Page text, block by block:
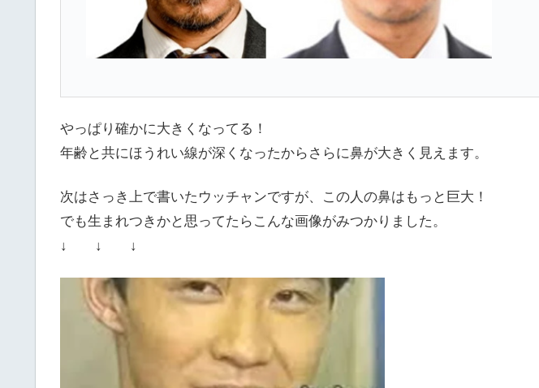
やっぱり確かに大きくなってる！
年齢と共にほうれい線が深くなったからさらに鼻が大きく見えます。
次はさっき上で書いたウッチャンですが、この人の鼻はもっと巨大！
でも生まれつきかと思ってたらこんな画像がみつかりました。
↓ ↓ ↓